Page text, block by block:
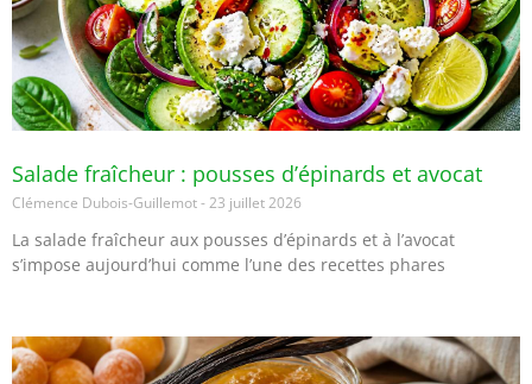
Salade fraîcheur : pousses d’épinards et avocat
Clémence Dubois-Guillemot 23 juillet 2026
La salade fraîcheur aux pousses d’épinards et à l’avocat
s’impose aujourd’hui comme l’une des recettes phares